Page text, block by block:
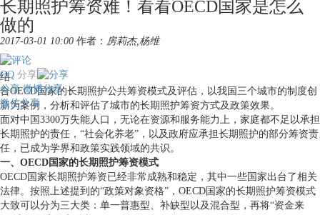
长期照护筹资难！看看OECD国家是怎么
做的
2017-03-01 10:00 作者： 房莉杰,杨维
分享
QQ
分享 微博分享
微信分享
结
合OECD国家的长期照护公共筹资模式及评估，以我国三个城市的制度创
新为案例，分析和评估了城市的长期照护筹资方式及政策效果。
面对中国3300万失能人口，无论在资源和服务能力上，家庭都不足以承担
长期照护的责任，“社会化养老”，以及政府应承担长期照护的部分筹资责
任，已成为学界和政策实践领域的共识。
一、OECD国家的长期照护筹资模式
OECD国家长期照护筹资已经非常成熟和稳定，其中一些国家出台了相关
法律。按照上述提到的“政策对象资格”，OECD国家的长期照护筹资模式
大致可以分为三大类：单一普惠型、补缺型以及混合型，再将“资金来